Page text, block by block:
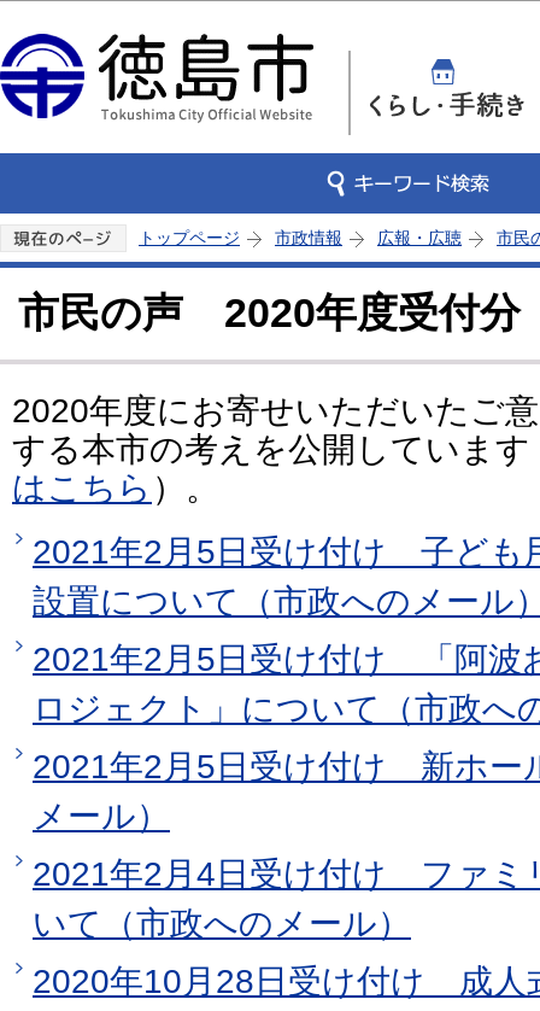
トップページ 市政情報 広報・広聴 市民
市民の声 2020年度受付分
2020年度にお寄せいただいたご
する本市の考えを公開しています
はこちら ）。
2021年2月5日受け付け 子ども
設置について（市政へのメール
2021年2月5日受け付け 「阿波
ロジェクト」について（市政へ
2021年2月5日受け付け 新ホー
メール）
2021年2月4日受け付け ファミ
いて（市政へのメール）
2020年10月28日受け付け 成人